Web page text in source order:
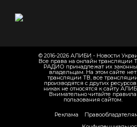
© 2016-2026 АЛИБИ - Новости
Все права на онлайн трансляции
РАДИО принадлежат их
владельцам. На этом сайте нет
трансляции ТВ, все
производятся с других
никак не относятся к сайту
Внимательно читайте правила
пользования сайтом.
Реклама